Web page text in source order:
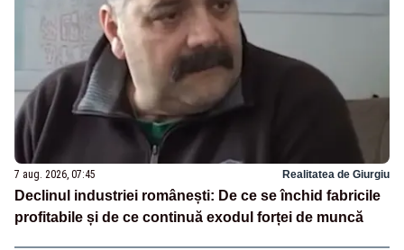
7 aug. 2026, 07:45 Realitatea de Giurgiu
Declinul industriei românești: De ce se închid fabricile
profitabile și de ce continuă exodul forței de muncă